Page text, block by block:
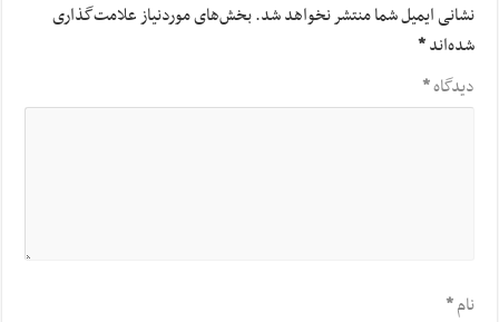
نشانی ایمیل شما منتشر نخواهد شد.بخش‌های موردنیاز علامت‌گذاری
شده‌اند*
دیدگاه*
نام*